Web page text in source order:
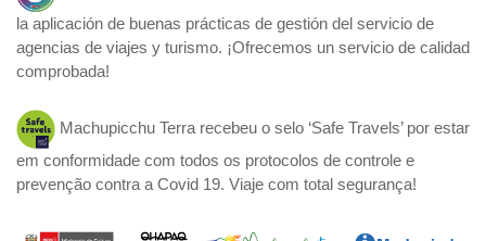
la aplicación de buenas prácticas de gestión del servicio de
agencias de viajes y turismo. ¡Ofrecemos un servicio de calidad
comprobada!
Machupicchu Terra recebeu o selo ‘Safe Travels’ por estar
em conformidade com todos os protocolos de controle e
prevenção contra a Covid 19. Viaje com total segurança!